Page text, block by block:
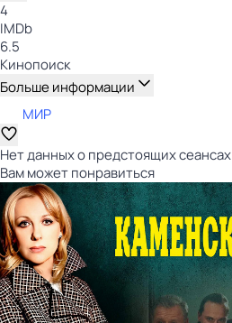
4
IMDb
6.5
Кинопоиск
Больше информации
МИР
Нет данных о предстоящих сеансах
Вам может понравиться